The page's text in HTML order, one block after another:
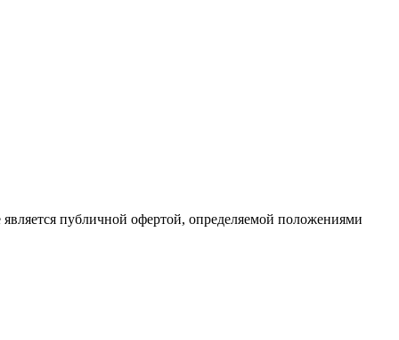
публичной офертой, определяемой положениями